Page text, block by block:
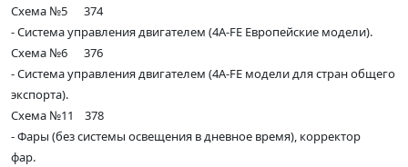
Схема №5 374
- Система управления двигателем (4А-FE Европейские модели).
Схема №6 376
- Система управления двигателем (4А-FE модели для стран общего
экспорта).
Схема №11 378
- Фары (без системы освещения в дневное время), корректор
фар.